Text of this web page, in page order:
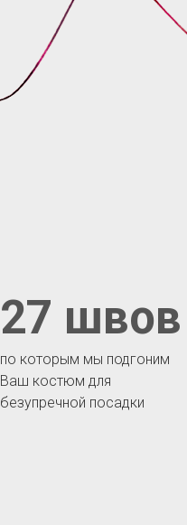
по которым мы подгоним
Ваш костюм для
безупречной посадки
27 швов